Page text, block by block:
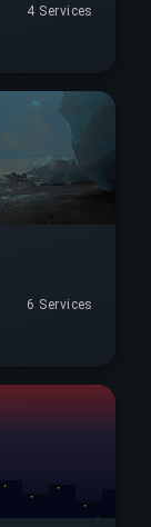
4 Services
6 Services